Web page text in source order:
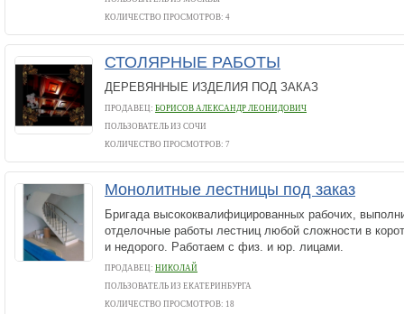
КОЛИЧЕСТВО ПРОСМОТРОВ: 4
СТОЛЯРНЫЕ РАБОТЫ
ДЕРЕВЯННЫЕ ИЗДЕЛИЯ ПОД ЗАКАЗ
ПРОДАВЕЦ: БОРИСОВ АЛЕКСАНДР ЛЕОНИДОВИЧ
ПОЛЬЗОВАТЕЛЬ ИЗ СОЧИ
КОЛИЧЕСТВО ПРОСМОТРОВ: 7
Монолитные лестницы под заказ
Бригада высококвалифицированных рабочих,
отделочные работы лестниц любой сложности в
и недорого. Работаем с физ. и юр. лицами.
ПРОДАВЕЦ: НИКОЛАЙ
ПОЛЬЗОВАТЕЛЬ ИЗ ЕКАТЕРИНБУРГА
КОЛИЧЕСТВО ПРОСМОТРОВ: 18